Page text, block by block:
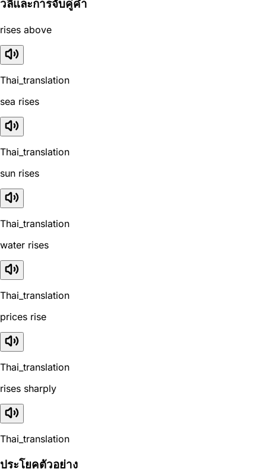
วลีและการจับคู่คำ
rises above
Thai_translation
sea rises
Thai_translation
sun rises
Thai_translation
water rises
Thai_translation
prices rise
Thai_translation
rises sharply
Thai_translation
ประโยคตัวอย่าง